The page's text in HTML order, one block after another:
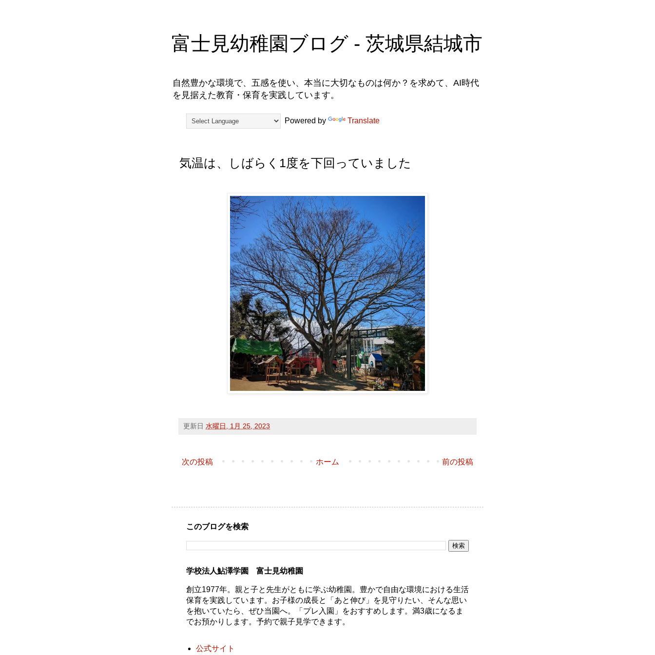
富士見幼稚園ブログ - 茨城県結城市
自然豊かな環境で、五感を使い、本当に大切なものは何か？を求めて、AI時代
を見据えた教育・保育を実践しています。
Powered by Translate
気温は、しばらく1度を下回っていました
更新日 水曜日, 1月 25, 2023
次の投稿 前の投稿
ホーム
このブログを検索
学校法人鮎澤学園 富士見幼稚園
創立1977年。親と子と先生がともに学ぶ幼稚園。豊かで自由な環境における生活
保育を実践しています。お子様の成長と「あと伸び」を見守りたい、そんな思い
を抱いていたら、ぜひ当園へ。「プレ入園」をおすすめします。満3歳になるま
でお預かりします。予約で親子見学できます。
公式サイト